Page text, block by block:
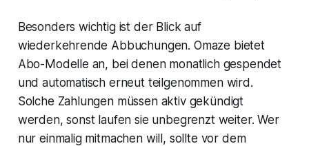
Besonders wichtig ist der Blick auf
wiederkehrende Abbuchungen. Omaze bietet
Abo-Modelle an, bei denen monatlich gespendet
und automatisch erneut teilgenommen wird.
Solche Zahlungen müssen aktiv gekündigt
werden, sonst laufen sie unbegrenzt weiter. Wer
nur einmalig mitmachen will, sollte vor dem